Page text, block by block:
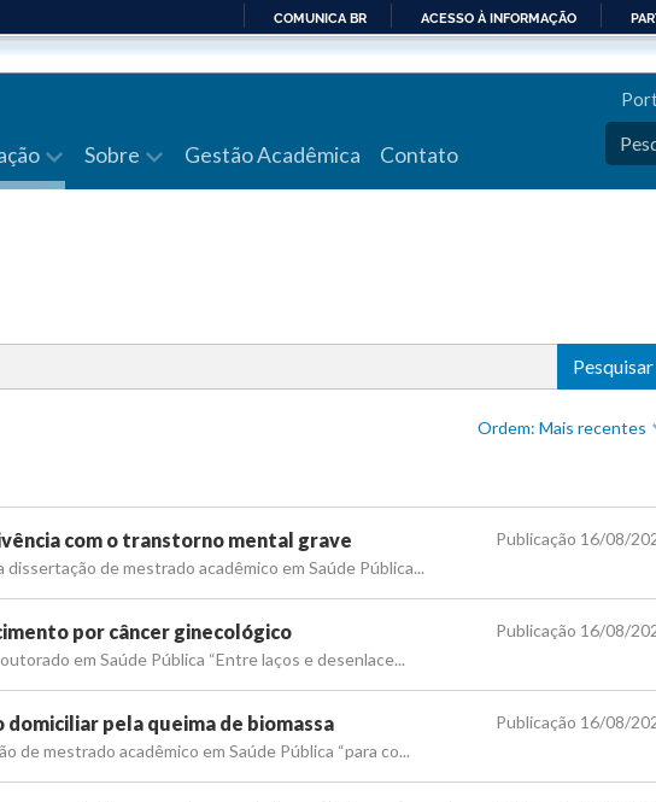
PARA
COMUNICA BR ACESSO À INFORMAÇÃO
Sobre Gestão Acadêmica Contato
Pesquisar
Ordem: Mais recentes
com o transtorno mental grave
de mestrado acadêmico em Saúde Pública...
Publicação 16/08/
por câncer ginecológico
em Saúde Pública “Entre laços e desenlace...
Publicação 16/08/
domiciliar pela queima de biomassa
de mestrado acadêmico em Saúde Pública “para co...
Publicação 16/08/